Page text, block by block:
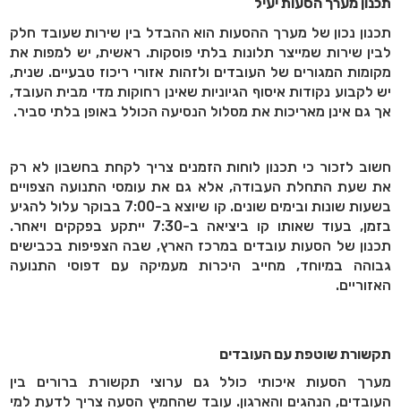
תכנון נכון של מערך ההסעות הוא ההבדל בין שירות שעובד חלק
לבין שירות שמייצר תלונות בלתי פוסקות. ראשית, יש למפות את
מקומות המגורים של העובדים ולזהות אזורי ריכוז טבעיים. שנית,
יש לקבוע נקודות איסוף הגיוניות שאינן רחוקות מדי מבית העובד,
אך גם אינן מאריכות את מסלול הנסיעה הכולל באופן בלתי סביר.
חשוב לזכור כי תכנון לוחות הזמנים צריך לקחת בחשבון לא רק
את שעת התחלת העבודה, אלא גם את עומסי התנועה הצפויים
בשעות שונות ובימים שונים. קו שיוצא ב-7:00 בבוקר עלול להגיע
בזמן, בעוד שאותו קו ביציאה ב-7:30 ייתקע בפקקים ויאחר.
תכנון של הסעות עובדים במרכז הארץ, שבה הצפיפות בכבישים
גבוהה במיוחד, מחייב היכרות מעמיקה עם דפוסי התנועה
האזוריים.
תקשורת שוטפת עם העובדים
מערך הסעות איכותי כולל גם ערוצי תקשורת ברורים בין
העובדים, הנהגים והארגון. עובד שהחמיץ הסעה צריך לדעת למי